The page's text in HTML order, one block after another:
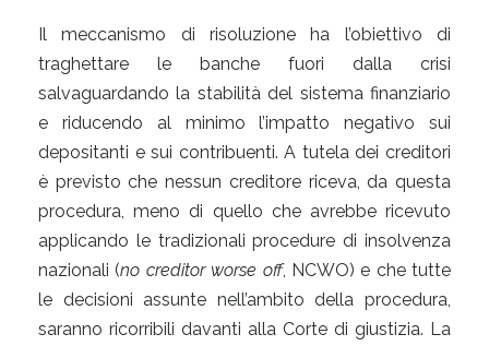
Il meccanismo di risoluzione ha l’obiettivo di
traghettare le banche fuori dalla crisi
salvaguardando la stabilità del sistema finanziario
e riducendo al minimo l’impatto negativo sui
depositanti e sui contribuenti. A tutela dei creditori
è previsto che nessun creditore riceva, da questa
procedura, meno di quello che avrebbe ricevuto
applicando le tradizionali procedure di insolvenza
nazionali (no creditor worse off, NCWO) e che tutte
le decisioni assunte nell’ambito della procedura,
saranno ricorribili davanti alla Corte di giustizia. La